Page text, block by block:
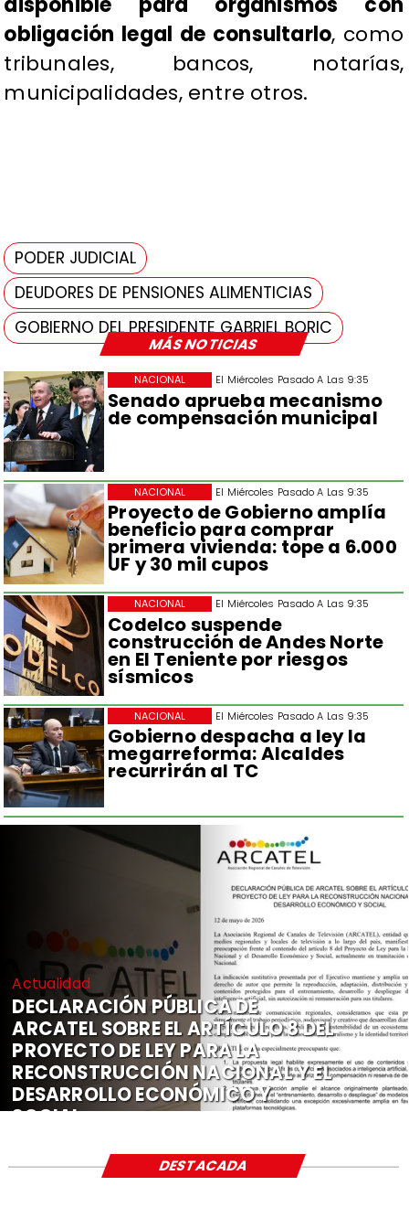
MÁS NOTICIAS
El Miércoles Pasado A Las 9:35
Senado aprueba mecanismo
de compensación municipal
NACIONAL
El Miércoles Pasado A Las 9:35
Proyecto de Gobierno amplía
beneficio para comprar
primera vivienda: tope a 6.000
UF y 30 mil cupos
NACIONAL
El Miércoles Pasado A Las 9:35
Codelco suspende
construcción de Andes Norte
en El Teniente por riesgos
sísmicos
NACIONAL
El Miércoles Pasado A Las 9:35
Gobierno despacha a ley la
megarreforma: Alcaldes
recurrirán al TC
NACIONAL
obligación legal de consultarlo, como
tribunales, bancos, notarías,
municipalidades, entre otros.
PODER JUDICIAL
DEUDORES DE PENSIONES ALIMENTICIAS
GOBIERNO DEL PRESIDENTE GABRIEL BORIC
Actualidad
DECLARACIÓN PÚBLICA DE
ARCATEL SOBRE EL ARTÍCULO 8 DEL
PROYECTO DE LEY PARA LA
RECONSTRUCCIÓN NACIONAL Y EL
DESARROLLO ECONÓMICO Y
SOCIAL
DESTACADA